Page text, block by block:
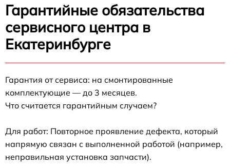
Гарантийные обязательства
сервисного центра в
Екатеринбурге
Гарантия от сервиса: на смонтированные
комплектующие — до 3 месяцев.
Что считается гарантийным случаем?
Для работ: Повторное проявление дефекта, который
напрямую связан с выполненной работой (например,
неправильная установка запчасти).